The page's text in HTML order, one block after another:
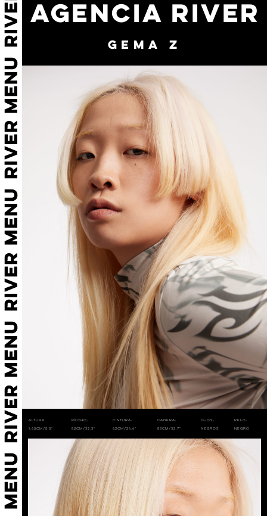
AGENCIA RIVER
GEMA Z
Altura:
1.65cm/5'5"
Pecho:
82cm/32.3"
Cintura:
62cm/24.4"
Cadera:
83cm/32.7"
Ojos:
Negros
Pelo:
Negro